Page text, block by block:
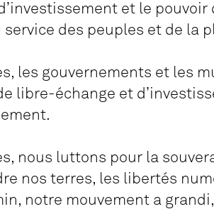
et le
des peuples et de la
les gouvernements et les
libre-échange et
nous luttons pour la
nos terres, les libertés
notre mouvement a